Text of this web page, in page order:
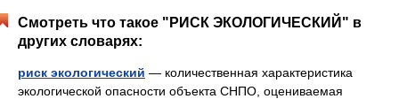
Смотреть что такое "РИСК ЭКОЛОГИЧЕСКИЙ" в
других словарях:
риск экологический — количественная характеристика
экологической опасности объекта СНПО, оцениваемая